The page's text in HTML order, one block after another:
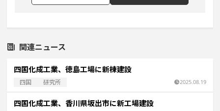
関連ニュース
四国化成工業、徳島工場に新棟建設
四国 研究所 2025.08.19
四国化成工業、香川県坂出市に新工場建設